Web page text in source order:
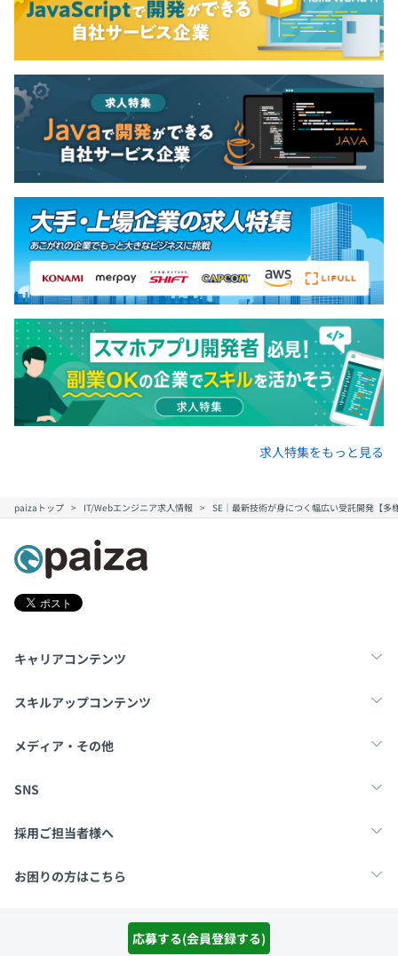
応募する(会員登録する)
求人特集をもっと見る
paizaトップ IT/Webエンジニア求人情報 SE｜最新技術が身につく幅広い受託開発【
キャリアコンテンツ
転職・キャリア
スキルアップコンテンツ
学習
メディア・その他
Tech Team Journal
SNS
X
採用ご担当者様へ
採用・教育をお考えの企業様へ
お困りの方はこちら
お問い合わせ・FAQ
利用規約プライバシーポリシーCookieポリシー